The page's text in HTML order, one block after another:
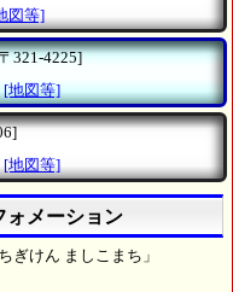
図等]
321-4225]
[地図等]
[地図等]
ォメーション
ぎけん ましこまち」